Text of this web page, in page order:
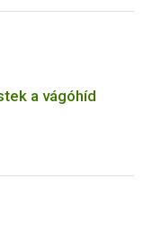
a vágóhíd